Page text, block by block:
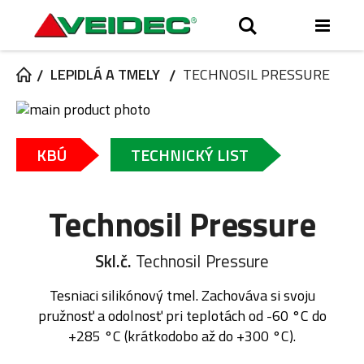
Nav
LEPIDLÁ A TMELY
TECHNOSIL PRESSURE
Preskočiť
koniec
galérie
obrázkov
na
začiatok
galérie
KBÚ TECHNICKÝ LIST
Technosil Pressure
Skl.č. Technosil Pressure
Tesniaci silikónový tmel. Zachováva si svoju
pružnosť a odolnosť pri teplotách od -60 °C do
+285 °C (krátkodobo až do +300 °C).